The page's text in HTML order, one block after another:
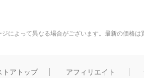
によって異なる場合がございます。最新の価格は
トアトップ アフィリエイト